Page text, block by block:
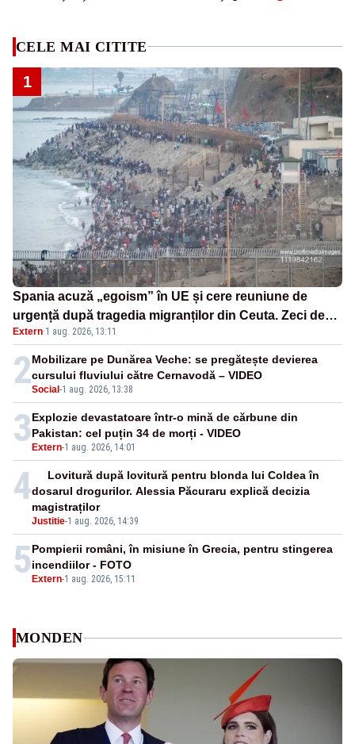
CELE MAI CITITE
1
Spania acuză „egoism” în UE și cere reuniune de
urgență după tragedia migranților din Ceuta. Zeci de
oameni au murit
Extern·1 aug. 2026, 13:11
2Social -1 aug. 2026, 13:38
Mobilizare pe Dunărea Veche: se pregătește devierea
cursului fluviului către Cernavodă – VIDEO
3 Extern-1 aug. 2026, 14:01
Explozie devastatoare într-o mină de cărbune din
Pakistan: cel puțin 34 de morți - VIDEO
4
Justitie-1 aug. 2026, 14:39
Lovitură după lovitură pentru blonda lui Coldea în
dosarul drogurilor. Alessia Păcuraru explică decizia
magistraților
5 Extern-1 aug. 2026, 15:11
Pompierii români, în misiune în Grecia, pentru stingerea
incendiilor - FOTO
MONDEN